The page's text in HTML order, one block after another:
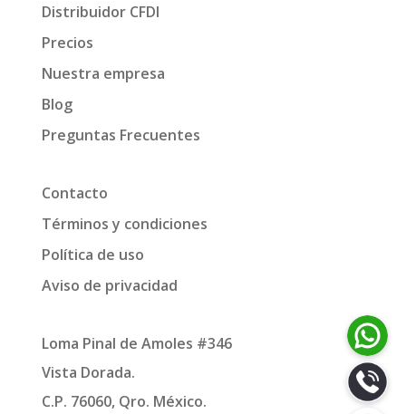
Distribuidor CFDI
Precios
Nuestra empresa
Blog
Preguntas Frecuentes
Contacto
Términos y condiciones
Política de uso
Aviso de privacidad
Loma Pinal de Amoles #346
Vista Dorada.
C.P. 76060, Qro. México.